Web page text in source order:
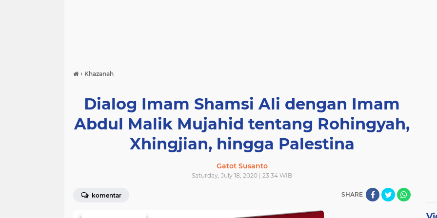
› Khazanah
Dialog Imam Shamsi Ali dengan Imam
Abdul Malik Mujahid tentang Rohingyah,
Xhingjian, hingga Palestina
Gatot Susanto
Saturday, July 18, 2020 | 23:34 WIB
komentar SHARE